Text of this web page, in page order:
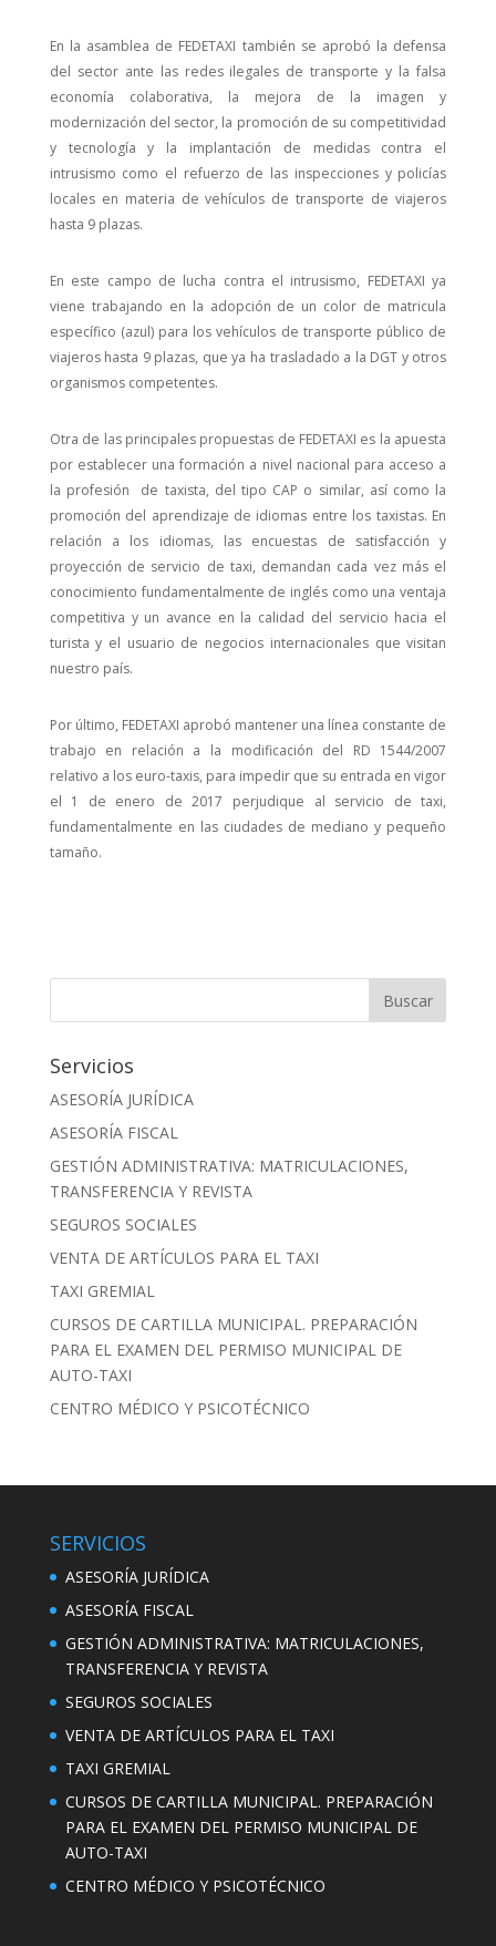
En la asamblea de FEDETAXI también se aprobó la defensa
del sector ante las redes ilegales de transporte y la falsa
economía colaborativa, la mejora de la imagen y
modernización del sector, la promoción de su competitividad
y tecnología y la implantación de medidas contra el
intrusismo como el refuerzo de las inspecciones y policías
locales en materia de vehículos de transporte de viajeros
hasta 9 plazas.
En este campo de lucha contra el intrusismo, FEDETAXI ya
viene trabajando en la adopción de un color de matricula
específico (azul) para los vehículos de transporte público de
viajeros hasta 9 plazas, que ya ha trasladado a la DGT y otros
organismos competentes.
Otra de las principales propuestas de FEDETAXI es la apuesta
por establecer una formación a nivel nacional para acceso a
la profesión de taxista, del tipo CAP o similar, así como la
promoción del aprendizaje de idiomas entre los taxistas. En
relación a los idiomas, las encuestas de satisfacción y
proyección de servicio de taxi, demandan cada vez más el
conocimiento fundamentalmente de inglés como una ventaja
competitiva y un avance en la calidad del servicio hacia el
turista y el usuario de negocios internacionales que visitan
nuestro país.
Por último, FEDETAXI aprobó mantener una línea constante de
trabajo en relación a la modificación del RD 1544/2007
relativo a los euro-taxis, para impedir que su entrada en vigor
el 1 de enero de 2017 perjudique al servicio de taxi,
fundamentalmente en las ciudades de mediano y pequeño
tamaño.
Servicios
ASESORÍA JURÍDICA
ASESORÍA FISCAL
GESTIÓN ADMINISTRATIVA: MATRICULACIONES,
TRANSFERENCIA Y REVISTA
SEGUROS SOCIALES
VENTA DE ARTÍCULOS PARA EL TAXI
TAXI GREMIAL
CURSOS DE CARTILLA MUNICIPAL. PREPARACIÓN
PARA EL EXAMEN DEL PERMISO MUNICIPAL DE
AUTO-TAXI
CENTRO MÉDICO Y PSICOTÉCNICO
SERVICIOS
ASESORÍA JURÍDICA
ASESORÍA FISCAL
GESTIÓN ADMINISTRATIVA: MATRICULACIONES,
TRANSFERENCIA Y REVISTA
SEGUROS SOCIALES
VENTA DE ARTÍCULOS PARA EL TAXI
TAXI GREMIAL
CURSOS DE CARTILLA MUNICIPAL. PREPARACIÓN
PARA EL EXAMEN DEL PERMISO MUNICIPAL DE
AUTO-TAXI
CENTRO MÉDICO Y PSICOTÉCNICO